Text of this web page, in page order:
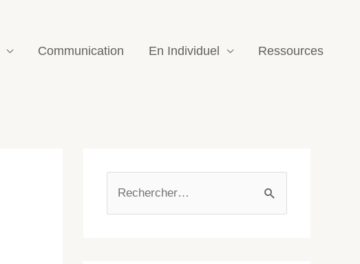
Communication En Individuel Ressources